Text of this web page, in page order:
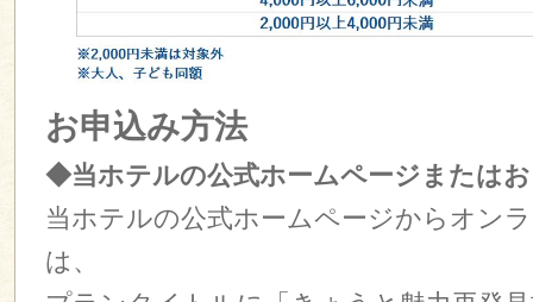
お申込み方法
◆当ホテルの公式ホームページまたは
当ホテルの公式ホームページからオン
は、